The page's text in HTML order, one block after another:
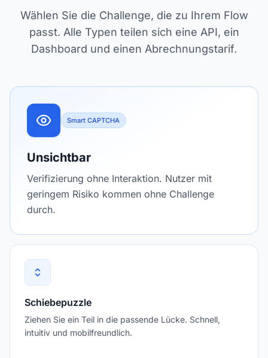
Wählen Sie die Challenge, die zu Ihrem Flow
passt. Alle Typen teilen sich eine API, ein
Dashboard und einen Abrechnungstarif.
Smart CAPTCHA
Unsichtbar
Verifizierung ohne Interaktion. Nutzer mit
geringem Risiko kommen ohne Challenge
durch.
Schiebepuzzle
Ziehen Sie ein Teil in die passende Lücke. Schnell,
intuitiv und mobilfreundlich.